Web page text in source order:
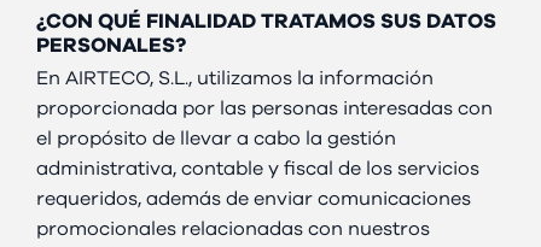
¿CON QUÉ FINALIDAD TRATAMOS SUS DATOS
PERSONALES?
En AIRTECO, S.L., utilizamos la información
proporcionada por las personas interesadas con
el propósito de llevar a cabo la gestión
administrativa, contable y fiscal de los servicios
requeridos, además de enviar comunicaciones
promocionales relacionadas con nuestros